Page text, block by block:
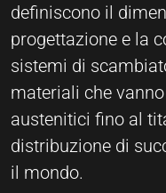
definiscono il
progettazione e la
sistemi di
materiali che
austenitici fino al
distribuzione di
il mondo.